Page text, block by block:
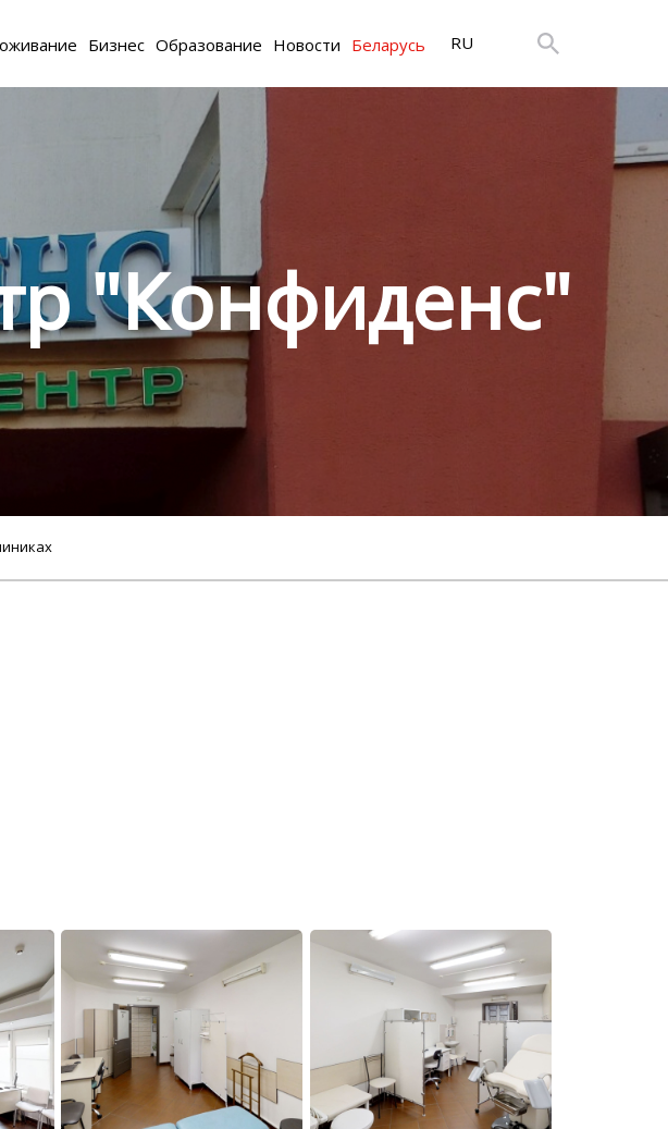
Бизнес Образование Новости Беларусь RU
"Конфиденс"